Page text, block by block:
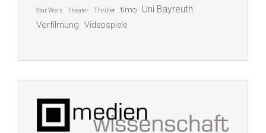
Star Wars Theater Thriller timo Uni Bayreuth
Verfilmung Videospiele